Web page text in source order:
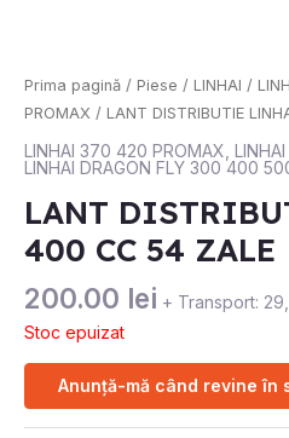
Prima pagină / Piese / LINHAI /
PROMAX / LANT DISTRIBUTIE
LINHAI 370 420 PROMAX
LINHAI DRAGON FLY 300 400
LANT
400 CC 54 ZALE
200.00 lei + Transport:
Stoc epuizat
Anunță-mă când revine în